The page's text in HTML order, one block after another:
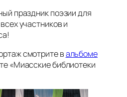
праздник поэзии для
участников и
смотрите вальбоме
«Миасские библиотеки